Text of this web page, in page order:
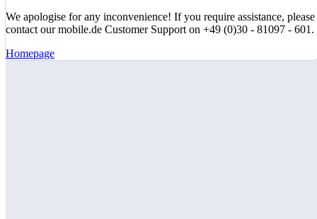
We apologise for any inconvenience! If you require assistance, please
contact our mobile.de Customer Support on +49 (0)30 - 81097 - 601.
Homepage